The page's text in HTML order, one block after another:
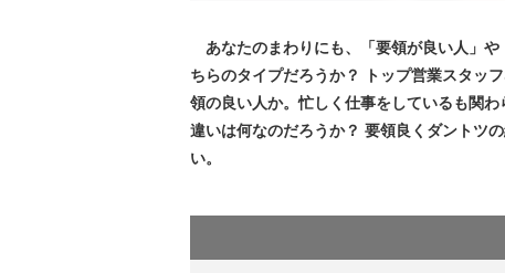
あなたのまわりにも、「要領が良い人」
ちらのタイプだろうか？ トップ営業スタッ
領の良い人か。忙しく仕事をしているも関
違いは何なのだろうか？ 要領良くダントツ
い。